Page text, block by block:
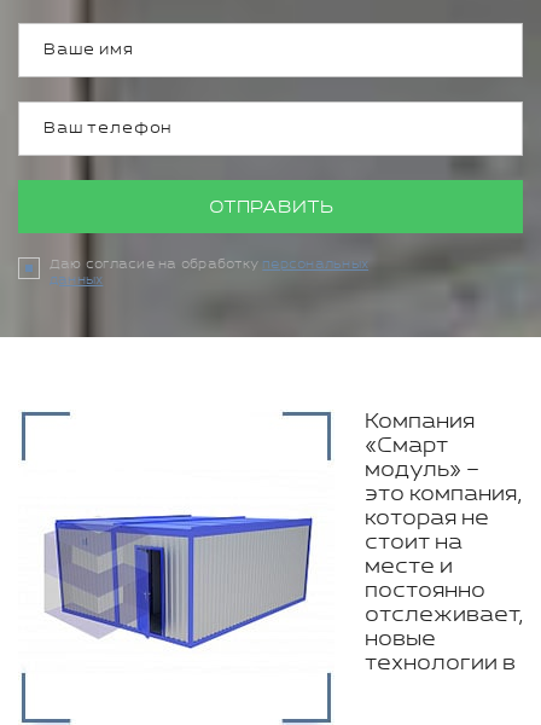
ОТПРАВИТЬ
Даю согласие на обработку персональных
данных
Компания
«Смарт
модуль» –
это компания,
которая не
стоит на
месте и
постоянно
отслеживает,
новые
технологии в